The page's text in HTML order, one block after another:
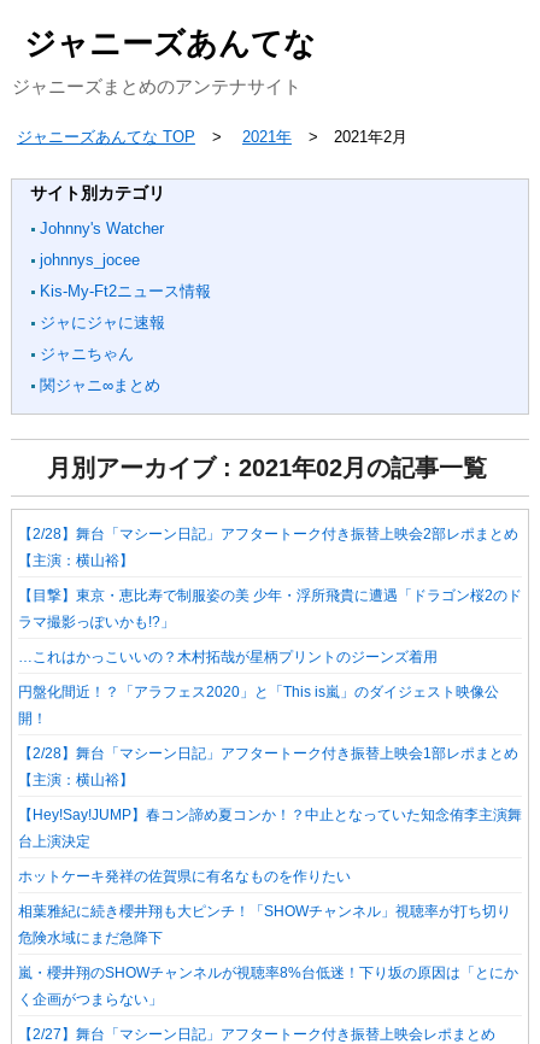
ジャニーズあんてな
ジャニーズまとめのアンテナサイト
ジャニーズあんてな TOP 2021年 2021年2月
サイト別カテゴリ
Johnny's Watcher
johnnys_jocee
Kis-My-Ft2ニュース情報
ジャにジャに速報
ジャニちゃん
関ジャニ∞まとめ
月別アーカイブ : 2021年02月の記事一覧
【2/28】舞台「マシーン日記」アフタートーク付き振替上映会2部レポまとめ
【主演：横山裕】
【目撃】東京・恵比寿で制服姿の美 少年・浮所飛貴に遭遇「ドラゴン桜2のド
ラマ撮影っぽいかも!?」
…これはかっこいいの？木村拓哉が星柄プリントのジーンズ着用
円盤化間近！？「アラフェス2020」と「This is嵐」のダイジェスト映像公
開！
【2/28】舞台「マシーン日記」アフタートーク付き振替上映会1部レポまとめ
【主演：横山裕】
【Hey!Say!JUMP】春コン諦め夏コンか！？中止となっていた知念侑李主演舞
台上演決定
ホットケーキ発祥の佐賀県に有名なものを作りたい
相葉雅紀に続き櫻井翔も大ピンチ！「SHOWチャンネル」視聴率が打ち切り
危険水域にまだ急降下
嵐・櫻井翔のSHOWチャンネルが視聴率8%台低迷！下り坂の原因は「とにか
く企画がつまらない」
【2/27】舞台「マシーン日記」アフタートーク付き振替上映会レポまとめ